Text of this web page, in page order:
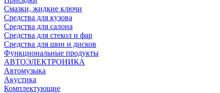
Смазки, жидкие ключи
Средства для кузова
Средства для салона
Средства для стекол и фар
Средства для шин и дисков
Функциональные продукты
АВТОЭЛЕКТРОНИКА
Автомузыка
Акустика
Комплектующие